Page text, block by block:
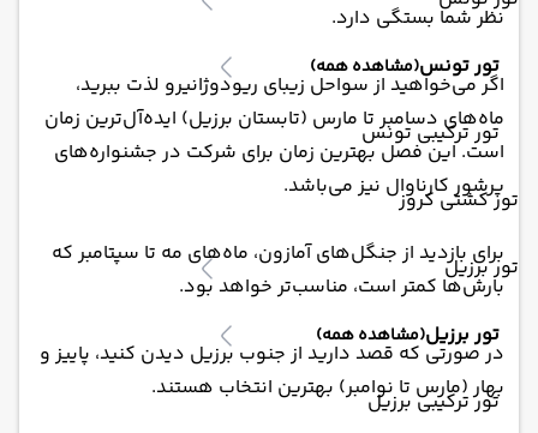
تور تونس(مشاهده همه)
تور ترکیبی تونس
تور کشتی کروز
تور برزیل
تور برزیل(مشاهده همه)
تور ترکیبی برزیل
نظر شما بستگی دارد.
اگر می‌خواهید از سواحل زیبای ریودوژانیرو لذت ببرید،
ماه‌های دسامبر تا مارس (تابستان برزیل) ایده‌آل‌ترین زمان
است. این فصل بهترین زمان برای شرکت در جشنواره‌های
پرشور کارناوال نیز می‌باشد.
برای بازدید از جنگل‌های آمازون، ماه‌های مه تا سپتامبر که
بارش‌ها کمتر است، مناسب‌تر خواهد بود.
در صورتی که قصد دارید از جنوب برزیل دیدن کنید، پاییز و
بهار (مارس تا نوامبر) بهترین انتخاب هستند.